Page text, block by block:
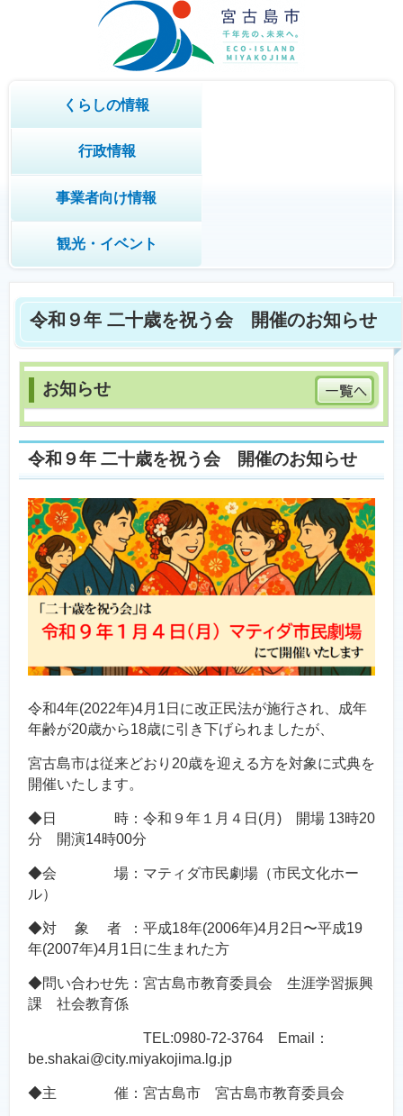
くらしの情報
行政情報
事業者向け情報
観光・イベント
令和９年 二十歳を祝う会 開催のお知らせ
令和９年 二十歳を祝う会 開催のお知らせ
令和4年(2022年)4月1日に改正民法が施行され、成年
年齢が20歳から18歳に引き下げられましたが、
宮古島市は従来どおり20歳を迎える方を対象に式典を
開催いたします。
◆日 時：令和９年１月４日(月) 開場 13時20
分 開演14時00分
◆会 場：マティダ市民劇場（市民文化ホー
ル）
◆対 象 者 ：平成18年(2006年)4月2日〜平成19
年(2007年)4月1日に生まれた方
◆問い合わせ先：宮古島市教育委員会 生涯学習振興
課 社会教育係
TEL:0980-72-3764 Email：
be.shakai@city.miyakojima.lg.jp
◆主 催：宮古島市 宮古島市教育委員会